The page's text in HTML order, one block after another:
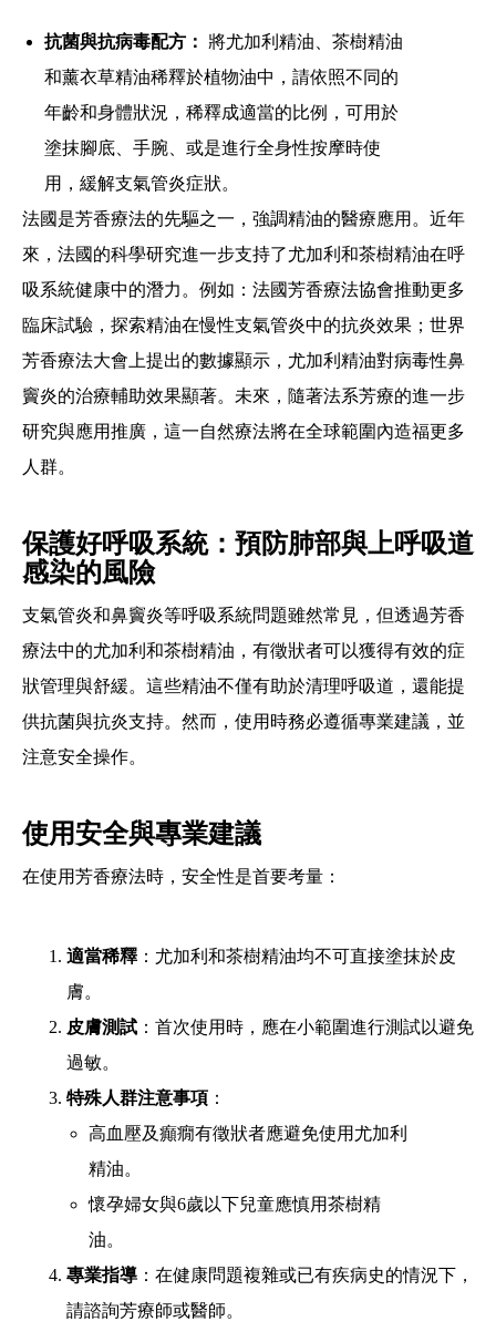
抗菌與抗病毒配方：
將尤加利精油、茶樹精油
和薰衣草精油稀釋於植物油中，請依照不同的
年齡和身體狀況，稀釋成適當的比例，可用於
塗抹腳底、手腕、或是進行全身性按摩時使
用，緩解支氣管炎症狀。
法國是芳香療法的先驅之一，強調精油的醫療應用。近年
來，法國的科學研究進一步支持了尤加利和茶樹精油在呼
吸系統健康中的潛力。例如：法國芳香療法協會推動更多
臨床試驗，探索精油在慢性支氣管炎中的抗炎效果；世界
芳香療法大會上提出的數據顯示，尤加利精油對病毒性鼻
竇炎的治療輔助效果顯著。未來，隨著法系芳療的進一步
研究與應用推廣，這一自然療法將在全球範圍內造福更多
人群。
保護好呼吸系統：預防肺部與上呼吸道
感染的風險
支氣管炎和鼻竇炎等呼吸系統問題雖然常見，但透過芳香
療法中的尤加利和茶樹精油，有徵狀者可以獲得有效的症
狀管理與舒緩。這些精油不僅有助於清理呼吸道，還能提
供抗菌與抗炎支持。然而，使用時務必遵循專業建議，並
注意安全操作。
使用安全與專業建議
在使用芳香療法時，安全性是首要考量：
適當稀釋 ：尤加利和茶樹精油均不可直接塗抹於皮
膚。
皮膚測試 ：首次使用時，應在小範圍進行測試以避免
過敏。
特殊人群注意事項 ：
高血壓及癲癇有徵狀者應避免使用尤加利
精油。
懷孕婦女與6歲以下兒童應慎用茶樹精
油。
專業指導 ：在健康問題複雜或已有疾病史的情況下，
請諮詢芳療師或醫師。